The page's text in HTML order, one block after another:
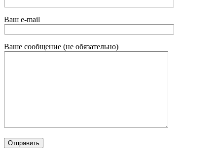
Ваш e-mail
Ваше сообщение (не обязательно)